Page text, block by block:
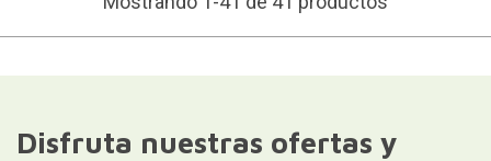
Disfruta nuestras ofertas y